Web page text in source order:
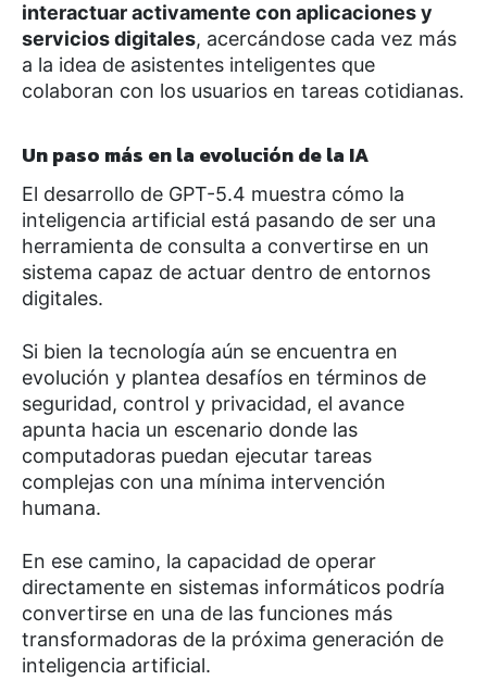
interactuar activamente con aplicaciones y
servicios digitales, acercándose cada vez más
a la idea de asistentes inteligentes que
colaboran con los usuarios en tareas cotidianas.
Un paso más en la evolución de la IA
El desarrollo de GPT-5.4 muestra cómo la
inteligencia artificial está pasando de ser una
herramienta de consulta a convertirse en un
sistema capaz de actuar dentro de entornos
digitales.
Si bien la tecnología aún se encuentra en
evolución y plantea desafíos en términos de
seguridad, control y privacidad, el avance
apunta hacia un escenario donde las
computadoras puedan ejecutar tareas
complejas con una mínima intervención
humana.
En ese camino, la capacidad de operar
directamente en sistemas informáticos podría
convertirse en una de las funciones más
transformadoras de la próxima generación de
inteligencia artificial.